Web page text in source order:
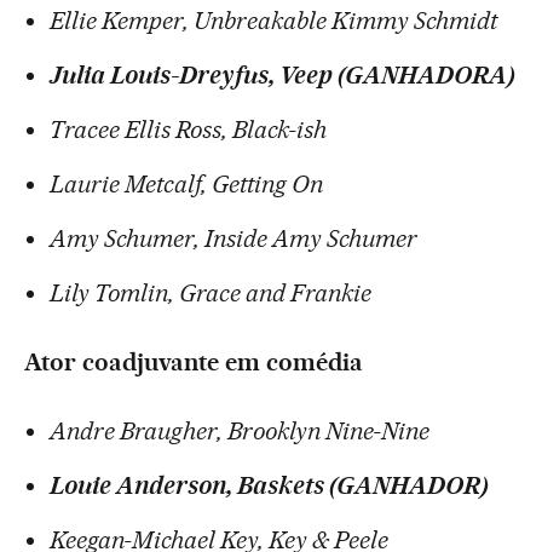
Ellie Kemper, Unbreakable Kimmy Schmidt
Julia Louis-Dreyfus, Veep (GANHADORA)
Tracee Ellis Ross, Black-ish
Laurie Metcalf, Getting On
Amy Schumer, Inside Amy Schumer
Lily Tomlin, Grace and Frankie
Ator coadjuvante em comédia
Andre Braugher, Brooklyn Nine-Nine
Louie Anderson, Baskets (GANHADOR)
Keegan-Michael Key, Key & Peele